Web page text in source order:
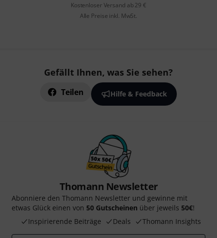
Kostenloser Versand ab 29 €
Alle Preise inkl. MwSt.
Gefällt Ihnen, was Sie sehen?
Teilen Hilfe & Feedback
Thomann Newsletter
Abonniere den Thomann Newsletter und gewinne mit
etwas Glück einen von 50 Gutscheinen über jeweils 50€!
Inspirierende Beiträge
Deals Thomann Insights